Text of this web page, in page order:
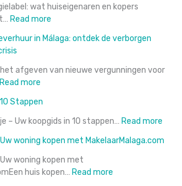
wat huiseigenaren en kopers
Read more
van
Spaanse
dit
in Málaga: ontdek de verborgen
afgeven van nieuwe vergunningen voor
Read more
op
vakantieverhuur
Málaga:
ontdek
de
Stappen
– Uw koopgids in 10 stappen… Read more
in
woning kopen met MakelaarMalaga.com
woning kopen met
huis kopen… Read more